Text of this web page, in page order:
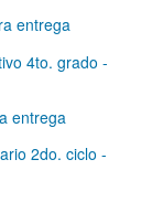
entrega
4to. grado -
entrega
2do. ciclo -